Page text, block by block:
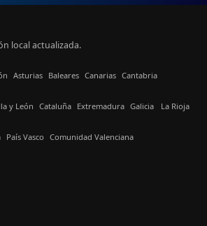
local actualizada.
Asturias Baleares Canarias Cantabria
y León Cataluña Extremadura Galicia La Rioja
País Vasco Comunidad Valenciana